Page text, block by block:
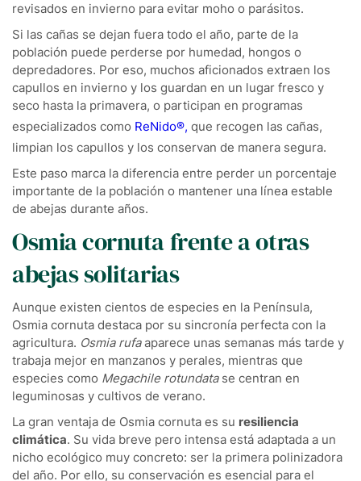
revisados en invierno para evitar moho o parásitos.
Si las cañas se dejan fuera todo el año, parte de la
población puede perderse por humedad, hongos o
depredadores. Por eso, muchos aficionados extraen los
capullos en invierno y los guardan en un lugar fresco y
seco hasta la primavera, o participan en programas
especializados como ReNido®, que recogen las cañas,
limpian los capullos y los conservan de manera segura.
Este paso marca la diferencia entre perder un porcentaje
importante de la población o mantener una línea estable
de abejas durante años.
Osmia cornuta frente a otras
abejas solitarias
Aunque existen cientos de especies en la Península,
Osmia cornuta destaca por su sincronía perfecta con la
agricultura. Osmia rufaaparece unas semanas más tarde y
trabaja mejor en manzanos y perales, mientras que
especies como Megachile rotundatase centran en
leguminosas y cultivos de verano.
La gran ventaja de Osmia cornuta es su resiliencia
climática. Su vida breve pero intensa está adaptada a un
nicho ecológico muy concreto: ser la primera polinizadora
del año. Por ello, su conservación es esencial para el